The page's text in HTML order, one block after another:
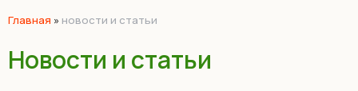
Главная » новости и статьи
Новости и статьи